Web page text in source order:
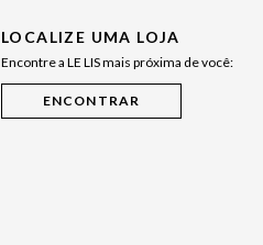
LOCALIZE UMA LOJA
Encontre a LE LIS mais próxima de você: